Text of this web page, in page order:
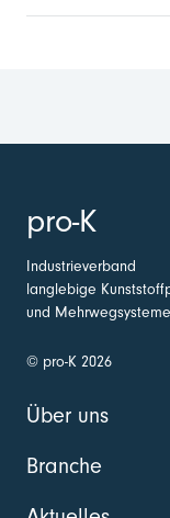
pro-K
Industrieverband
langlebige
und
© pro-K 2026
Über uns
Branche